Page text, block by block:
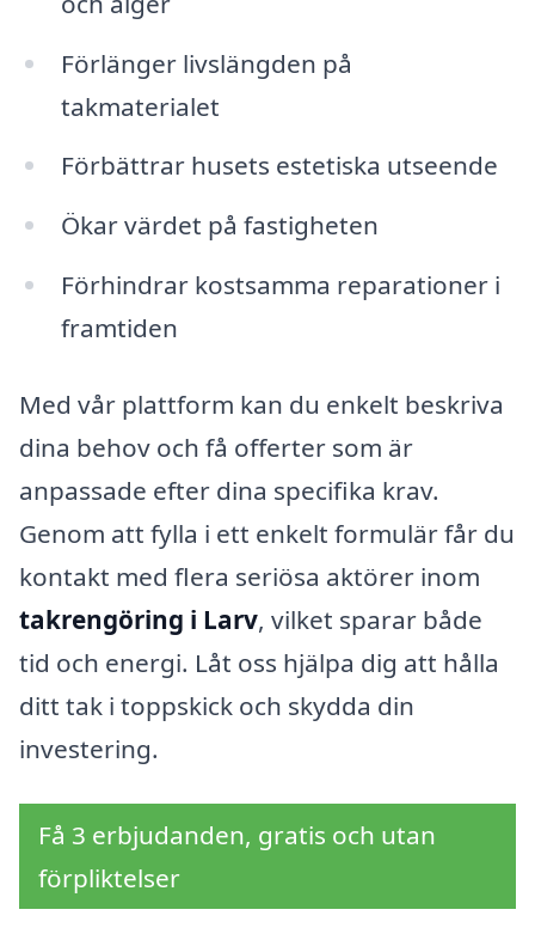
Förlänger livslängden på
takmaterialet
Förbättrar husets estetiska utseende
Ökar värdet på fastigheten
Förhindrar kostsamma reparationer i
framtiden
Med vår plattform kan du enkelt beskriva
dina behov och få offerter som är
anpassade efter dina specifika krav.
Genom att fylla i ett enkelt formulär får du
kontakt med flera seriösa aktörer inom
takrengöring i Larv, vilket sparar både
tid och energi. Låt oss hjälpa dig att hålla
ditt tak i toppskick och skydda din
investering.
Få 3 erbjudanden, gratis och utan
förpliktelser